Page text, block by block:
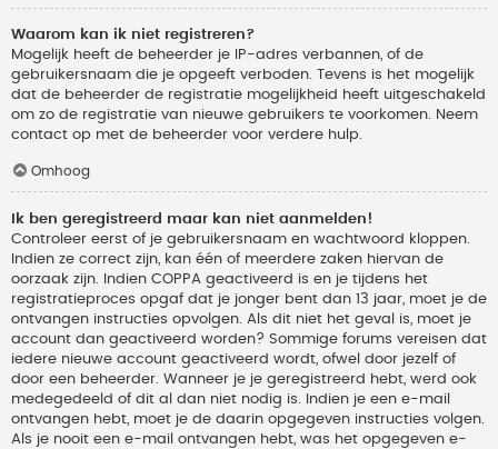
Waarom kan ik niet registreren?
Mogelijk heeft de beheerder je IP-adres verbannen, of de
gebruikersnaam die je opgeeft verboden. Tevens is het mogelijk
dat de beheerder de registratie mogelijkheid heeft uitgeschakeld
om zo de registratie van nieuwe gebruikers te voorkomen. Neem
contact op met de beheerder voor verdere hulp.
Omhoog
Ik ben geregistreerd maar kan niet aanmelden!
Controleer eerst of je gebruikersnaam en wachtwoord kloppen.
Indien ze correct zijn, kan één of meerdere zaken hiervan de
oorzaak zijn. Indien COPPA geactiveerd is en je tijdens het
registratieproces opgaf dat je jonger bent dan 13 jaar, moet je de
ontvangen instructies opvolgen. Als dit niet het geval is, moet je
account dan geactiveerd worden? Sommige forums vereisen dat
iedere nieuwe account geactiveerd wordt, ofwel door jezelf of
door een beheerder. Wanneer je je geregistreerd hebt, werd ook
medegedeeld of dit al dan niet nodig is. Indien je een e-mail
ontvangen hebt, moet je de daarin opgegeven instructies volgen.
Als je nooit een e-mail ontvangen hebt, was het opgegeven e-